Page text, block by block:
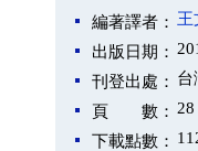
編著譯者： 王
出版日期：
刊登出處： 台
頁 數： 28
下載點數：